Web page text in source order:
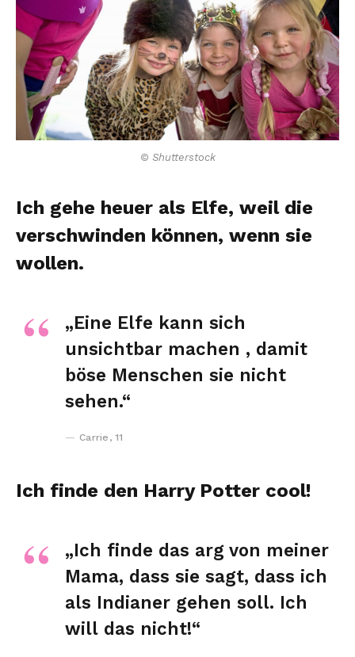
© Shutterstock
Ich gehe heuer als Elfe, weil die
verschwinden können, wenn sie
wollen.
„Eine Elfe kann sich
unsichtbar machen , damit
böse Menschen sie nicht
sehen.“
Carrie, 11
Ich finde den Harry Potter cool!
„Ich finde das arg von meiner
Mama, dass sie sagt, dass ich
als Indianer gehen soll. Ich
will das nicht!“